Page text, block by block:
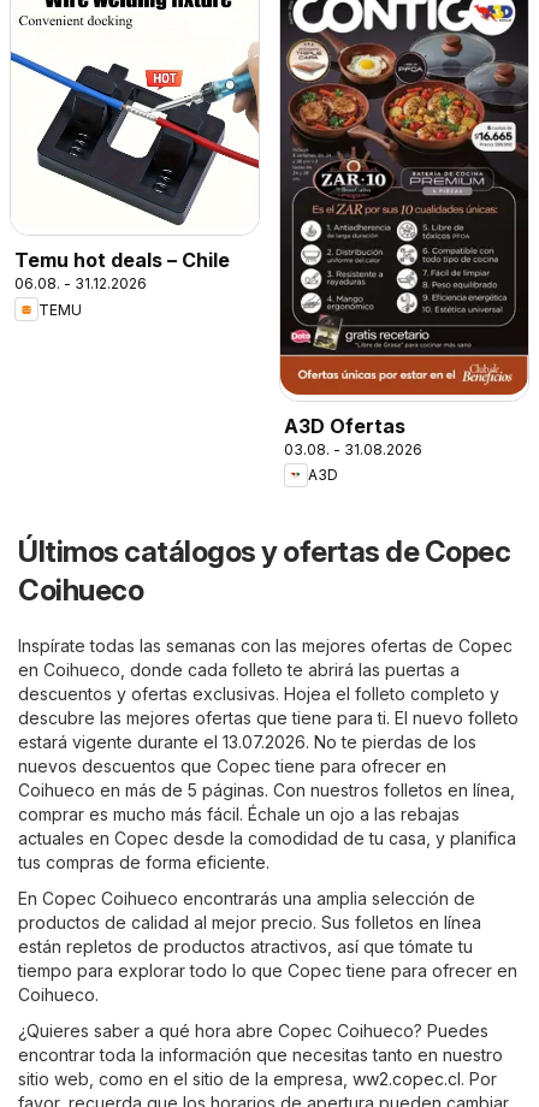
Temu hot deals – Chile
06.08. - 31.12.2026
TEMU
A3D Ofertas
03.08. - 31.08.2026
A3D
Últimos catálogos y ofertas de Copec
Coihueco
Inspírate todas las semanas con las mejores ofertas de Copec
en Coihueco, donde cada folleto te abrirá las puertas a
descuentos y ofertas exclusivas. Hojea el folleto completo y
descubre las mejores ofertas que tiene para ti. El nuevo folleto
estará vigente durante el 13.07.2026. No te pierdas de los
nuevos descuentos que Copec tiene para ofrecer en
Coihueco en más de 5 páginas. Con nuestros folletos en línea,
comprar es mucho más fácil. Échale un ojo a las rebajas
actuales en Copec desde la comodidad de tu casa, y planifica
tus compras de forma eficiente.
En Copec Coihueco encontrarás una amplia selección de
productos de calidad al mejor precio. Sus folletos en línea
están repletos de productos atractivos, así que tómate tu
tiempo para explorar todo lo que Copec tiene para ofrecer en
Coihueco.
¿Quieres saber a qué hora abre Copec Coihueco? Puedes
encontrar toda la información que necesitas tanto en nuestro
sitio web, como en el sitio de la empresa, ww2.copec.cl. Por
favor, recuerda que los horarios de apertura pueden cambiar